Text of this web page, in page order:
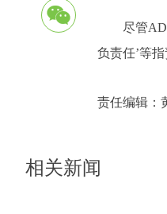
尽管
负责任’等
责任编辑：
相关新闻